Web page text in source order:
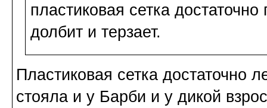
пластиковая сетка
долбит и терзает.
Пластиковая сетка достаточно
стояла и у Барби и у дикой